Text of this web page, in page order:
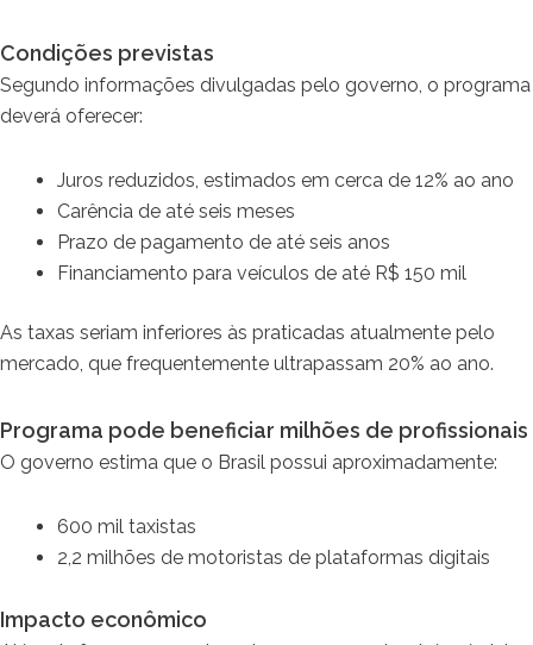
Condições previstas
Segundo informações divulgadas pelo governo, o programa
deverá oferecer:
Juros reduzidos, estimados em cerca de 12% ao ano
Carência de até seis meses
Prazo de pagamento de até seis anos
Financiamento para veículos de até R$ 150 mil
As taxas seriam inferiores às praticadas atualmente pelo
mercado, que frequentemente ultrapassam 20% ao ano.
Programa pode beneficiar milhões de profissionais
O governo estima que o Brasil possui aproximadamente:
600 mil taxistas
2,2 milhões de motoristas de plataformas digitais
Impacto econômico